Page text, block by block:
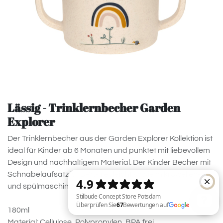
Lässig - Trinklernbecher Garden
Explorer
Der Trinklernbecher aus der Garden Explorer Kollektion ist
ideal für Kinder ab 6 Monaten und punktet mit liebevollem
Design und nachhaltigem Material. Der Kinder Becher mit
Schnabelaufsatz ist BPA-frei, leicht sowie mikrowellen-
und spülmaschinengeeignet.
180ml